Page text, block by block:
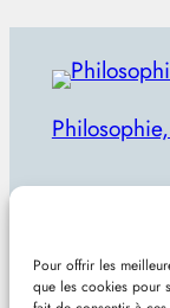
Pour offrir les
que les cookies pour
e
Plan du